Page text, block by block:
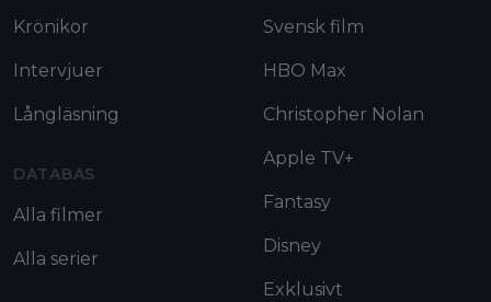
Krönikor
Intervjuer
Långläsning
DATABAS
Alla filmer
Alla serier
Svensk film
HBO Max
Christopher Nolan
Apple TV+
Fantasy
Disney
Exklusivt